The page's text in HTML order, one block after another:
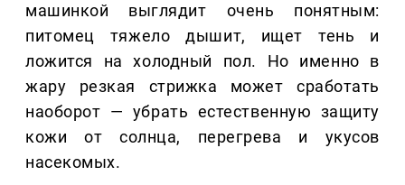
машинкой выглядит очень понятным:
питомец тяжело дышит, ищет тень и
ложится на холодный пол. Но именно в
жару резкая стрижка может сработать
наоборот — убрать естественную защиту
кожи от солнца, перегрева и укусов
насекомых.